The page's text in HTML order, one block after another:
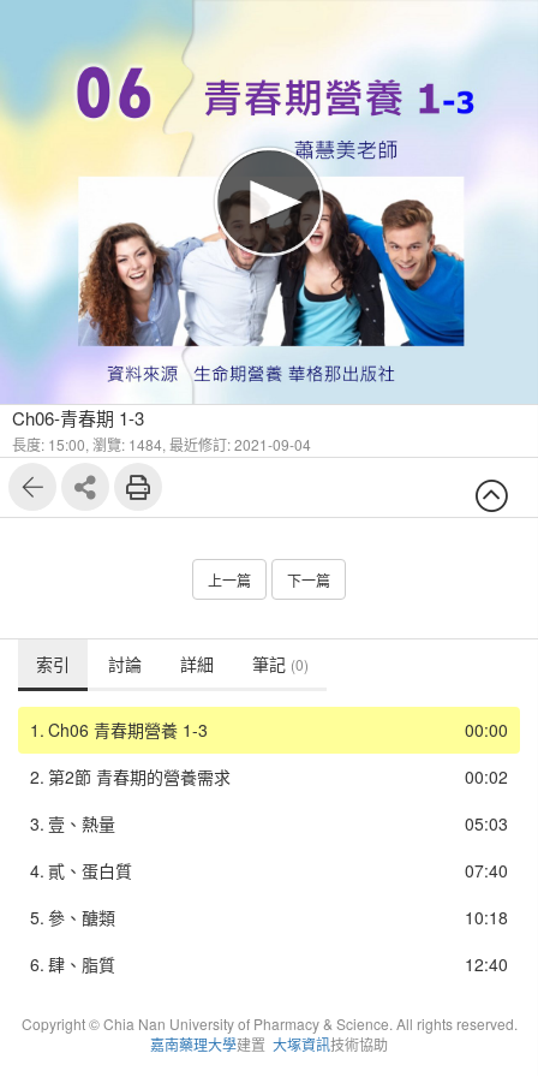
6
Ch06-青春期 1-3
長度: 15:00, 瀏覽: 1484, 最近修訂: 2021-09-04
上一篇 下一篇
索引 討論 詳細 筆記 (0)
00:00
1. Ch06 青春期營養 1-3
00:02
2. 第2節 青春期的營養需求
05:03
3. 壹、熱量
07:40
4. 貳、蛋白質
10:18
5. 參、醣類
12:40
6. 肆、脂質
Copyright © Chia Nan University of Pharmacy & Science. All rights reserved.
嘉南藥理大學建置 大塚資訊技術協助